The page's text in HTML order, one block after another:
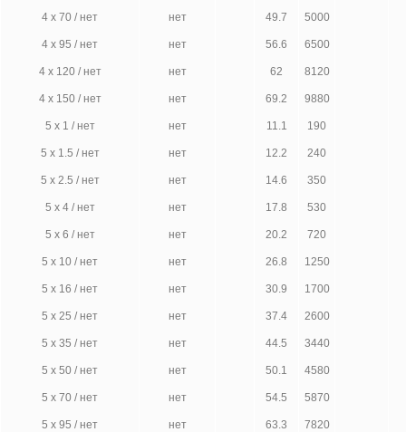
4 х 70 / нет нет 49.7 5000
4 х 95 / нет нет 56.6 6500
4 х 120 / нет нет 62 8120
4 х 150 / нет нет 69.2 9880
5 х 1 / нет нет 11.1 190
5 х 1.5 / нет нет 12.2 240
5 х 2.5 / нет нет 14.6 350
5 х 4 / нет нет 17.8 530
5 х 6 / нет нет 20.2 720
5 х 10 / нет нет 26.8 1250
5 х 16 / нет нет 30.9 1700
5 х 25 / нет нет 37.4 2600
5 х 35 / нет нет 44.5 3440
5 х 50 / нет нет 50.1 4580
5 х 70 / нет нет 54.5 5870
5 х 95 / нет нет 63.3 7820